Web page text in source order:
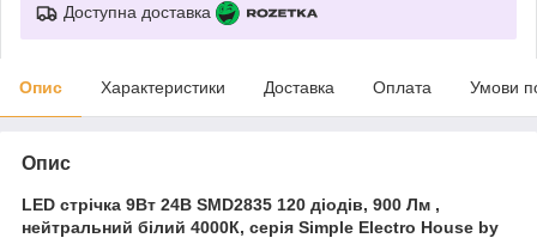
Доступна доставка
Опис Характеристики Доставка Оплата Умови
Опис
LED стрічка 9Вт 24В SMD2835 120 діодів, 900 Лм ,
нейтральний білий 4000К, серія Simple Electro House by